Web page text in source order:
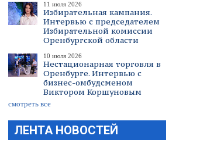
11 июля 2026
Избирательная кампания.
Интервью с председателем
Избирательной комиссии
Оренбургской области
10 июля 2026
Нестационарная торговля в
Оренбурге. Интервью с
бизнес-омбудсменом
Виктором Коршуновым
смотреть все
ЛЕНТА НОВОСТЕЙ